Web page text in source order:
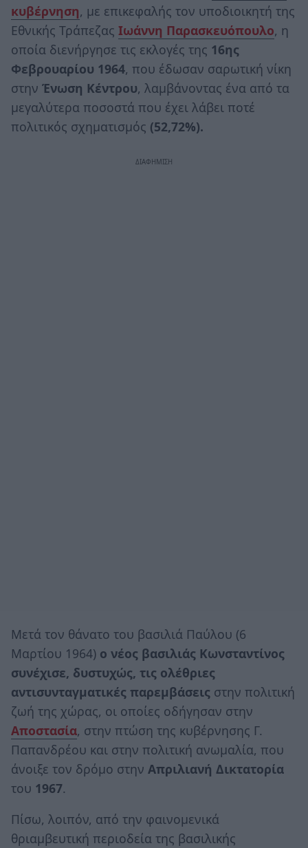
κυβέρνηση, με επικεφαλής τον υποδιοικητή της
Εθνικής Τράπεζας Ιωάννη Παρασκευόπουλο, η
οποία διενήργησε τις εκλογές της 16ης
Φεβρουαρίου 1964, που έδωσαν σαρωτική νίκη
στην Ένωση Κέντρου, λαμβάνοντας ένα από τα
μεγαλύτερα ποσοστά που έχει λάβει ποτέ
πολιτικός σχηματισμός (52,72%).
Μετά τον θάνατο του βασιλιά Παύλου (6
Μαρτίου 1964) ο νέος βασιλιάς Κωνσταντίνος
συνέχισε, δυστυχώς, τις ολέθριες
αντισυνταγματικές παρεμβάσεις στην πολιτική
ζωή της χώρας, οι οποίες οδήγησαν στην
Αποστασία, στην πτώση της κυβέρνησης Γ.
Παπανδρέου και στην πολιτική ανωμαλία, που
άνοιξε τον δρόμο στην Απριλιανή Δικτατορία
του 1967.
Πίσω, λοιπόν, από την φαινομενικά
θριαμβευτική περιοδεία της βασιλικής